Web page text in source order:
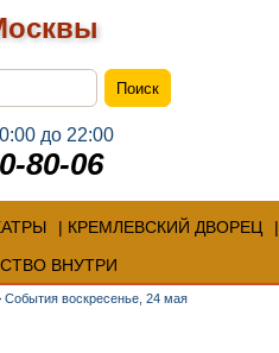
до 22:00
80-06
КРЕМЛЕВСКИЙ ДВОРЕЦ
ВНУТРИ
События воскресенье, 24 мая